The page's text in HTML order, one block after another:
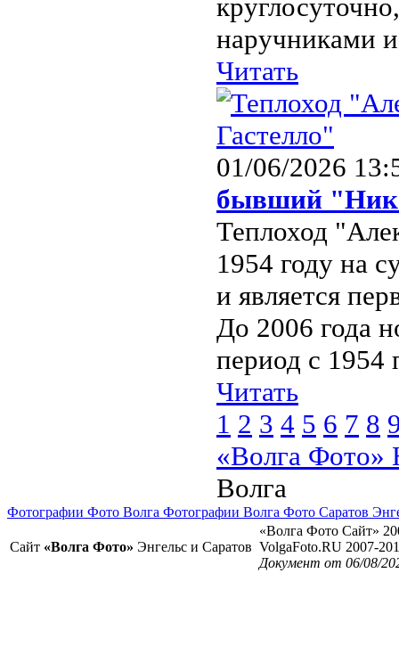
наручниками
Читать
01/06/2026
бывший
Теплоход
1954 году на
и является
До 2006 года
период с 1954
Читать
1 2 3 4 5 6 7 8
«Волга Фото»
Волга
Фотографии Фото Волга Фотографии Волга Фото Саратов
Сайт «Волга Фото» Энгельс и Саратов
«Волга Фото Сайт»
VolgaFoto.RU 2007-
Документ от 06/08/